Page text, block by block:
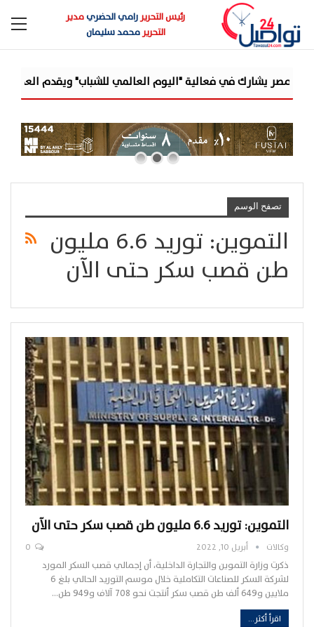
رئيس التحريررامي الحضريمدير
التحريرمحمد سليمان
يشارك في فعالية "اليوم العالمي للشباب" ويقدم العديد من
تصفح الوسم
التموين: توريد 6.6 مليون
طن قصب سكر حتى الآن
التموين: توريد 6.6 مليون طن قصب سكر حتى الآن
وكالات أبريل 10, 2022
ذكرت وزارة التموين والتجارة الداخلية، أن إجمالي قصب السكر المورد
لشركة السكر للصناعات التكاملية خلال موسم التوريد الحالي بلغ 6
ملايين و649 ألف طن قصب سكر أنتجت نحو 708 آلاف و949 طن…
اقرأ أكثر...